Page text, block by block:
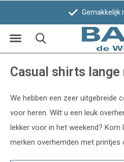
Gemakkelijk
Casual shirts lange
We hebben een zeer uitgebreide
voor heren. Wilt u een leuk
lekker voor in het weekend? Kom
merken overhemden met printjes